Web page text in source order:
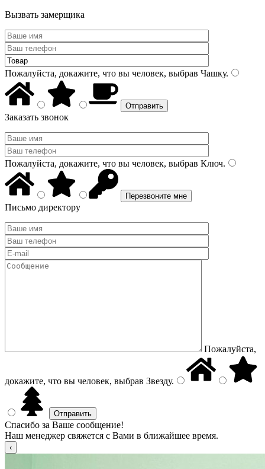
Вызвать замерщика
Пожалуйста, докажите, что вы человек, выбрав Чашку.
Заказать звонок
Пожалуйста, докажите, что вы человек, выбрав Ключ.
Письмо директору
Пожалуйста,
докажите, что вы человек, выбрав Звезду.
Спасибо за Ваше сообщение!
Наш менеджер свяжется с Вами в ближайшее время.